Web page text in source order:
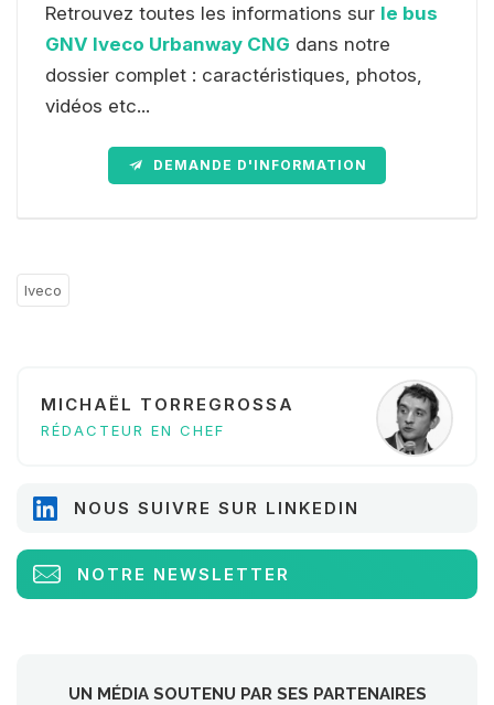
Retrouvez toutes les informations sur le bus
GNV Iveco Urbanway CNG dans notre
dossier complet : caractéristiques, photos,
vidéos etc...
DEMANDE D'INFORMATION
Iveco
MICHAËL TORREGROSSA
RÉDACTEUR EN CHEF
NOUS SUIVRE SUR LINKEDIN
NOTRE NEWSLETTER
UN MÉDIA SOUTENU PAR SES PARTENAIRES